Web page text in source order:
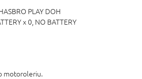
PLAY DOH
x 0, NO BATTERY
motoroleriu.